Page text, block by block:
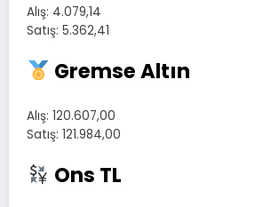
Alış: 4.079,14
Satış: 5.362,41
Gremse Altın
Alış: 120.607,00
Satış: 121.984,00
Ons TL